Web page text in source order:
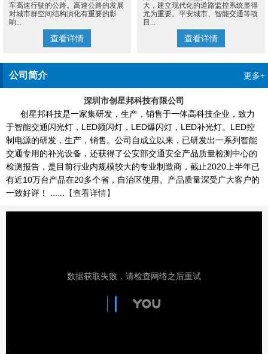
车高速行驶的公路。高速公路的发展
对城市群空间结构演化有重要的影
响...
查看详情
大，建立现代化的道路监控系统显得
尤为重要。平安城市、智能交通等项
目...
查看详情
公司简介 更多+
深圳市创星邦科技有限公司
创星邦科技是一家集研发，生产，销售于一体高科技企业，致力
于智能交通闪光灯，LED频闪灯，LED爆闪灯，LED补光灯。LED控
制电源的研发，生产，销售。公司自成立以来，已研发出一系列智能
交通专用的补光设备，还获得了公安部交通安全产品质量检测中心的
检测报告，是目前行业内规模较大的专业制造商，截止2020上半年已
有近10万台产品在20多个省，自治区使用。产品质量深受广大客户的
一致好评！ ......
【查看详情】